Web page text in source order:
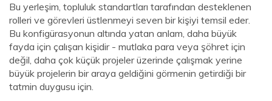
Bu yerleşim, topluluk standartları tarafından desteklenen
rolleri ve görevleri üstlenmeyi seven bir kişiyi temsil eder.
Bu konfigürasyonun altında yatan anlam, daha büyük
fayda için çalışan kişidir - mutlaka para veya şöhret için
değil, daha çok küçük projeler üzerinde çalışmak yerine
büyük projelerin bir araya geldiğini görmenin getirdiği bir
tatmin duygusu için.